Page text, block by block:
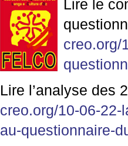
Lire le
creo.org/
Lire l’analyse des
creo.org/10-06-
au-questionnaire-